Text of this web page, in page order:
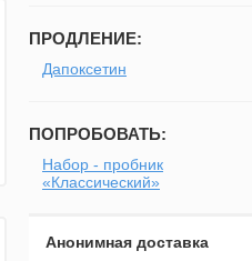
ПРОДЛЕНИЕ:
Дапоксетин
ПОПРОБОВАТЬ:
Набор - пробник
«Классический»
Анонимная доставка